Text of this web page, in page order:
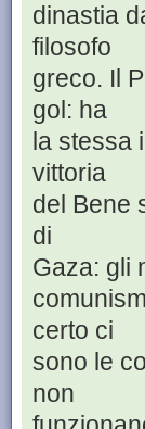
dinastia
filosofo
greco. Il
gol: ha
la stessa
vittoria
del Bene
di
Gaza: gli
certo ci
sono le
non